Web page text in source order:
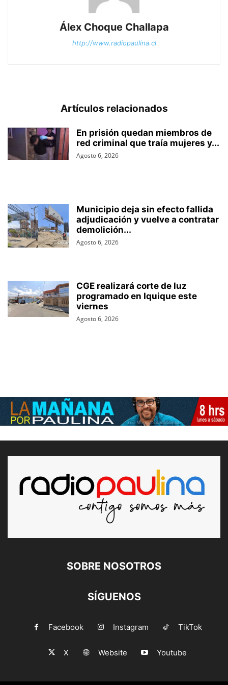
Álex Choque Challapa
http://www.radiopaulina.cl
Artículos relacionados
En prisión quedan miembros de
red criminal que traía mujeres y...
Agosto 6, 2026
Municipio deja sin efecto fallida
adjudicación y vuelve a contratar
demolición...
Agosto 6, 2026
CGE realizará corte de luz
programado en Iquique este
viernes
Agosto 6, 2026
SOBRE NOSOTROS
SÍGUENOS
Facebook Instagram TikTok
X Website Youtube